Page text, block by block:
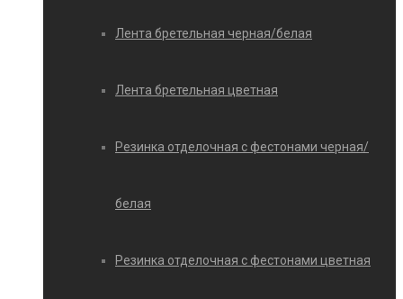
Лента бретельная черная/белая
Лента бретельная цветная
Резинка отделочная с фестонами черная/
белая
Резинка отделочная с фестонами цветная